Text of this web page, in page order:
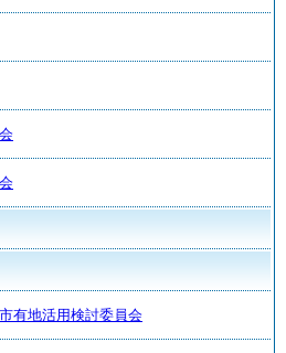
有地活用検討委員会